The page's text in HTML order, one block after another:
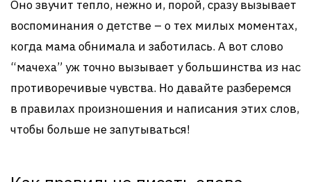
Оно звучит тепло, нежно и, порой, сразу вызывает
воспоминания о детстве – о тех милых моментах,
когда мама обнимала и заботилась. А вот слово
“мачеха” уж точно вызывает у большинства из нас
противоречивые чувства. Но давайте разберемся
в правилах произношения и написания этих слов,
чтобы больше не запутываться!